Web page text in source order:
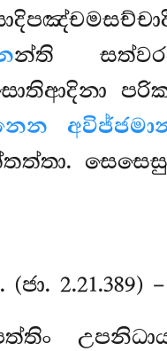
න්ති
2.21.389) –